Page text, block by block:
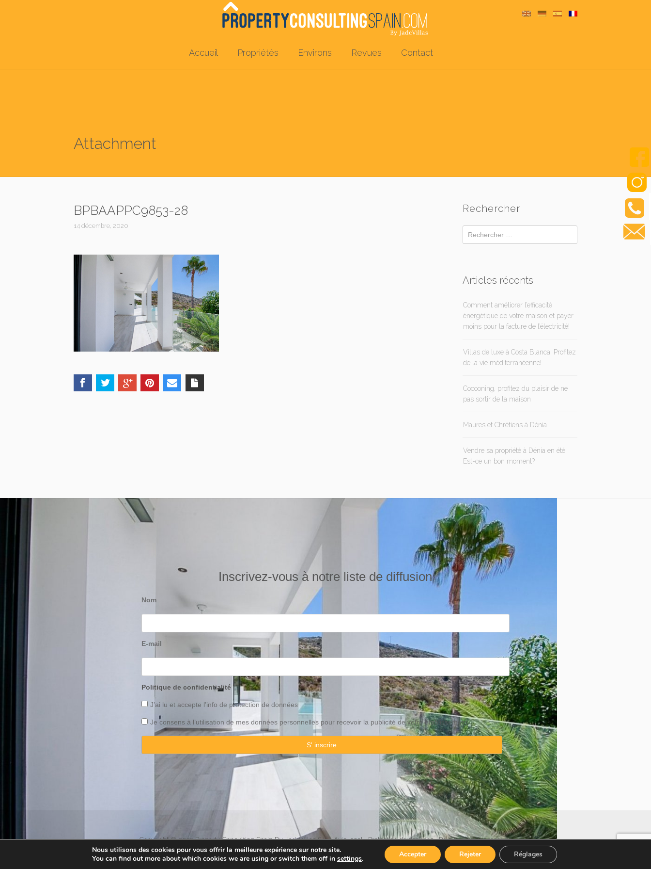
Accueil Propriétés Environs Revues Contact
Attachment
BPBAAPPC9853-28
14 décembre, 2020
Rechercher
Articles récents
Comment améliorer l’efficacité
énergétique de votre maison et payer
moins pour la facture de l’électricité!
Villas de luxe à Costa Blanca: Profitez
de la vie méditerranéenne!
Cocooning, profitez du plaisir de ne
pas sortir de la maison
Maures et Chrétiens à Dénia
Vendre sa propriété à Dénia en été:
Est-ce un bon moment?
Inscrivez-vous à notre liste de diffusion
Nom
E-mail
Politique de confidentialité
J’ai lu et accepte l’info de protection de données
Je consens à l’utilisation de mes données personnelles pour recevoir la publicité de votre établissement
Copyright © 2025 Property Consulting Spain By JadeVillas S.L. ·Avis legal·Protection de données·Politique sur les témoins
Nous utilisons des cookies pour vous offrir la meilleure expérience sur notre site.
You can find out more about which cookies we are using or switch them off in settings. Accepter Rejeter Réglages